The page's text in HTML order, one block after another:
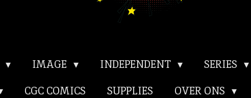
IMAGE INDEPENDENT SERIES
CGC COMICS SUPPLIES OVER ONS